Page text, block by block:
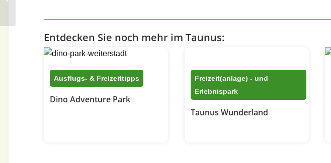
Entdecken Sie noch mehr im Taunus:
Ausflugs- & Freizeittipps
Dino Adventure Park
Freizeit(anlage) - und
Erlebnispark
Taunus Wunderland